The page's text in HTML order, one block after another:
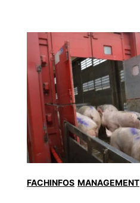
FACHINFOS MANAGEMENT